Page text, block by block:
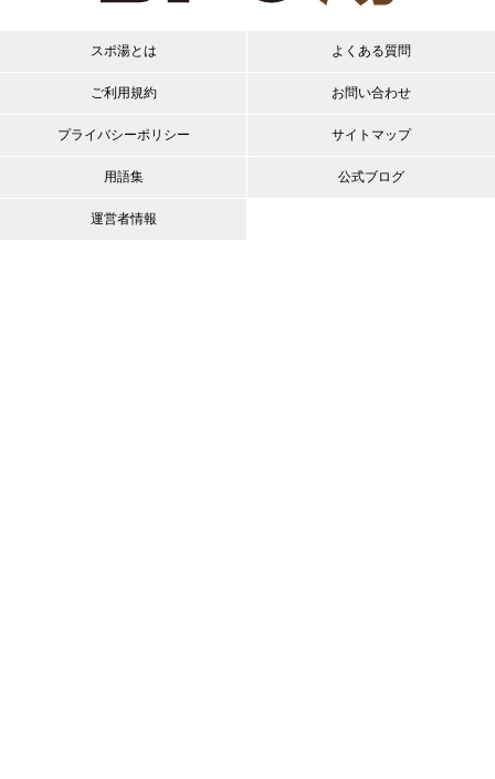
スポ湯とは
ご利用規約
プライバシーポリシー
用語集
運営者情報
よくある質問
お問い合わせ
サイトマップ
公式ブログ